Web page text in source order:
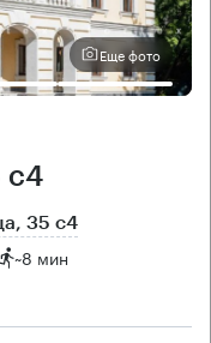
Еще фото
с4
35 с4
~8 мин